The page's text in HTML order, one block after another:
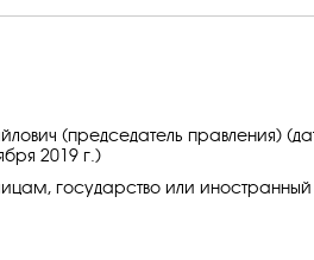
(председатель правления)
2019 г.)
государство или иностранный